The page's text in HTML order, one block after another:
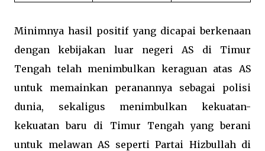
Minimnya hasil positif yang dicapai berkenaan
dengan kebijakan luar negeri AS di Timur
Tengah telah menimbulkan keraguan atas AS
untuk memainkan peranannya sebagai polisi
dunia, sekaligus menimbulkan kekuatan-
kekuatan baru di Timur Tengah yang berani
untuk melawan AS seperti Partai Hizbullah di